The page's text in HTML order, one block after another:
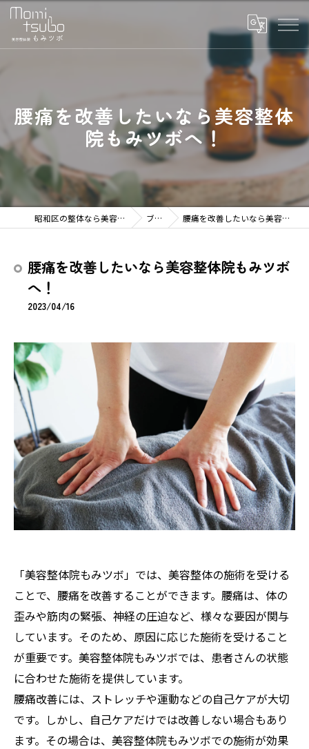
腰痛を改善したいなら美容整体
院もみツボへ！
昭和区の整体なら美容整体院もみツボ ブログ 腰痛を改善したいなら美容整体院もみツボへ！
腰痛を改善したいなら美容整体院もみツボ
へ！
2023/04/16
「美容整体院もみツボ」では、美容整体の施術を受ける
ことで、腰痛を改善することができます。腰痛は、体の
歪みや筋肉の緊張、神経の圧迫など、様々な要因が関与
しています。そのため、原因に応じた施術を受けること
が重要です。美容整体院もみツボでは、患者さんの状態
に合わせた施術を提供しています。
腰痛改善には、ストレッチや運動などの自己ケアが大切
です。しかし、自己ケアだけでは改善しない場合もあり
ます。その場合は、美容整体院もみツボでの施術が効果